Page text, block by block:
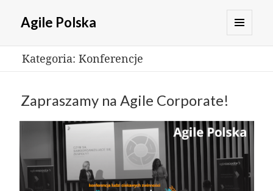
Agile Polska
Kategoria: Konferencje
Zapraszamy na Agile Corporate!